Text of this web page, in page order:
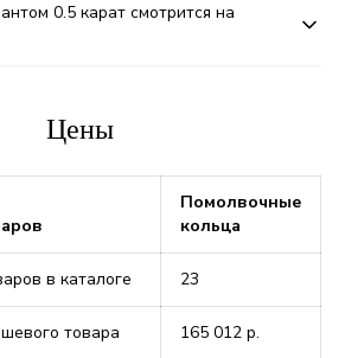
0.5 карат смотрится на
Цены
Помолвочные
кольца
в каталоге 23
товара 165 012 р.